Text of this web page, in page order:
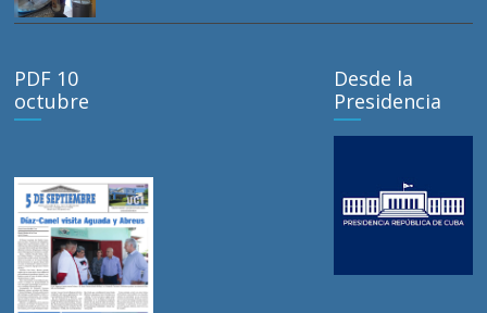
PDF 10
octubre
Desde la
Presidencia